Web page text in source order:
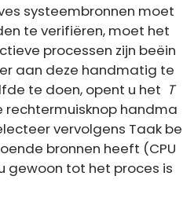
systeembronnen moet
te verifiëren, moet het
processen zijn beëin
aan deze handmatig te
te doen, opent u het T
rechtermuisknop handma
vervolgens Taak be
bronnen heeft (CPU
gewoon tot het proces is